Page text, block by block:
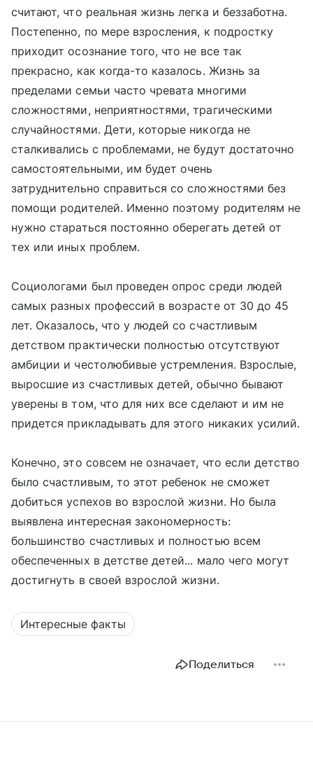
считают, что реальная жизнь легка и беззаботна.
Постепенно, по мере взросления, к подростку
приходит осознание того, что не все так
прекрасно, как когда-то казалось. Жизнь за
пределами семьи часто чревата многими
сложностями, неприятностями, трагическими
случайностями. Дети, которые никогда не
сталкивались с проблемами, не будут достаточно
самостоятельными, им будет очень
затруднительно справиться со сложностями без
помощи родителей. Именно поэтому родителям не
нужно стараться постоянно оберегать детей от
тех или иных проблем.
Социологами был проведен опрос среди людей
самых разных профессий в возрасте от 30 до 45
лет. Оказалось, что у людей со счастливым
детством практически полностью отсутствуют
амбиции и честолюбивые устремления. Взрослые,
выросшие из счастливых детей, обычно бывают
уверены в том, что для них все сделают и им не
придется прикладывать для этого никаких усилий.
Конечно, это совсем не означает, что если детство
было счастливым, то этот ребенок не сможет
добиться успехов во взрослой жизни. Но была
выявлена интересная закономерность:
большинство счастливых и полностью всем
обеспеченных в детстве детей... мало чего могут
достигнуть в своей взрослой жизни.
Интересные факты
Поделиться